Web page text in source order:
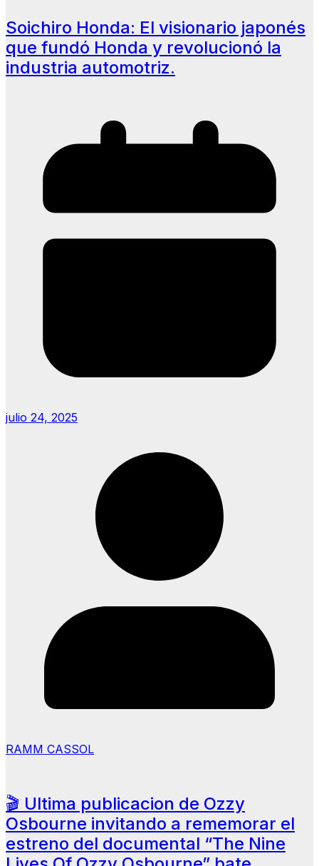
Soichiro Honda: El visionario japonés
que fundó Honda y revolucionó la
industria automotriz.
julio 24, 2025
RAMM CASSOL
🎬 Ultima publicacion de Ozzy
Osbourne invitando a rememorar el
estreno del documental “The Nine